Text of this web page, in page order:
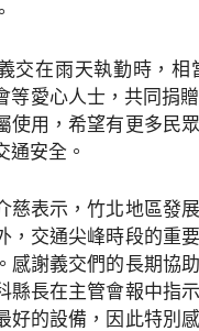
交在雨天執勤時，相
等愛心人士，共同捐
使用，希望有更多民
通安全。
慈表示，竹北地區發
，交通尖峰時段的重
感謝義交們的長期協
縣長在主管會報中指
好的設備，因此特別